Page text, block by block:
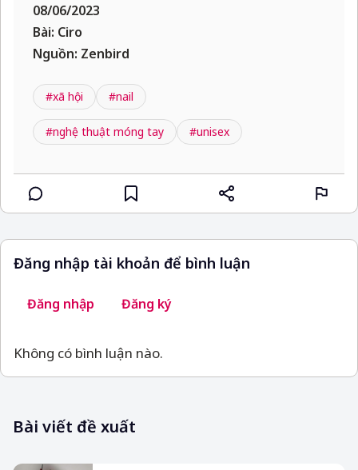
08/06/2023
Bài: Ciro
Nguồn: Zenbird
#xã hội #nail
#nghệ thuật móng tay #unisex
Đăng nhập tài khoản để bình luận
Đăng nhập Đăng ký
Không có bình luận nào.
Bài viết đề xuất